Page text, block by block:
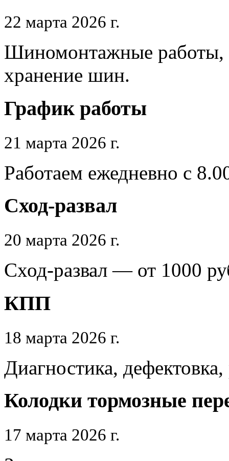
22 марта 2026 г.
Шиномонтажные работы,
хранение шин.
График работы
21 марта 2026 г.
Работаем ежедневно с
Сход-развал
20 марта 2026 г.
Сход-развал — от 1000
КПП
18 марта 2026 г.
Диагностика,
Колодки тормозные
17 марта 2026 г.